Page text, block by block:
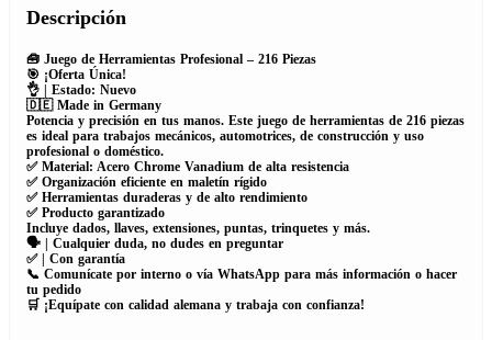
Descripción
🧰 Juego de Herramientas Profesional – 216 Piezas
🎯 ¡Oferta Única!
👌 | Estado: Nuevo
🇩🇪 Made in Germany
Potencia y precisión en tus manos. Este juego de herramientas de 216 piezas
es ideal para trabajos mecánicos, automotrices, de construcción y uso
profesional o doméstico.
✅ Material: Acero Chrome Vanadium de alta resistencia
✅ Organización eficiente en maletín rígido
✅ Herramientas duraderas y de alto rendimiento
✅ Producto garantizado
Incluye dados, llaves, extensiones, puntas, trinquetes y más.
🗣 | Cualquier duda, no dudes en preguntar
✅ | Con garantía
📞 Comunícate por interno o vía WhatsApp para más información o hacer
tu pedido
🛒 ¡Equípate con calidad alemana y trabaja con confianza!